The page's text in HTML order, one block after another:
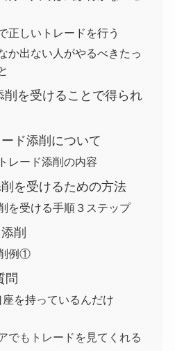
正しいトレードを行う
か出ない人がやるべきたっ
削を受けることで得られ
ド添削について
レード添削の内容
を受けるための方法
を受ける手順３ステップ
削
例①
問
を持っているんだけ
でもトレードを見てくれる